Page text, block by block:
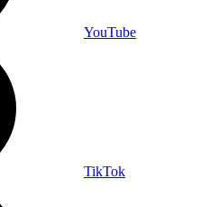
YouTube
TikTok